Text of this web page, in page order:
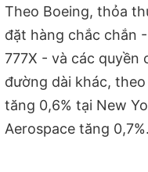
Theo Boeing, thỏa
đặt hàng chắc chắn
777X - và các quyền
đường dài khác,
tăng 0,6% tại New
Aerospace tăng 0,7%.